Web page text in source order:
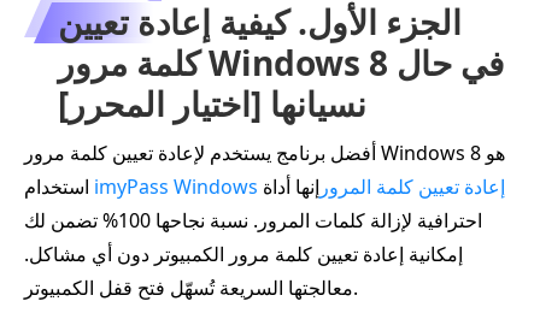
الجزء الأول. كيفية إعادة تعيين
كلمة مرور Windows 8 في حال
نسيانها [اختيار المحرر]
أفضل برنامج يستخدم لإعادة تعيين كلمة مرور Windows 8 هو
imyPass Windows إعادة تعيين كلمة المرور إنها أداة
احترافية لإزالة كلمات المرور. نسبة نجاحها 100% تضمن لك
إمكانية إعادة تعيين كلمة مرور الكمبيوتر دون أي مشاكل.
معالجتها السريعة تُسهّل فتح قفل الكمبيوتر.